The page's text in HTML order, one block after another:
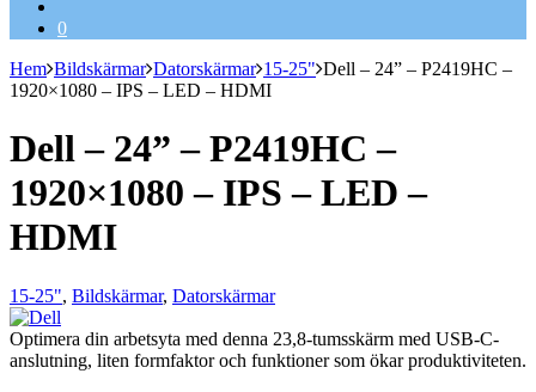
0
Hem Bildskärmar Datorskärmar 15-25" Dell – 24” – P2419HC –
1920×1080 – IPS – LED – HDMI
Dell – 24” – P2419HC –
1920×1080 – IPS – LED –
HDMI
15-25", Bildskärmar, Datorskärmar
Optimera din arbetsyta med denna 23,8-tumsskärm med USB-C-
anslutning, liten formfaktor och funktioner som ökar produktiviteten.